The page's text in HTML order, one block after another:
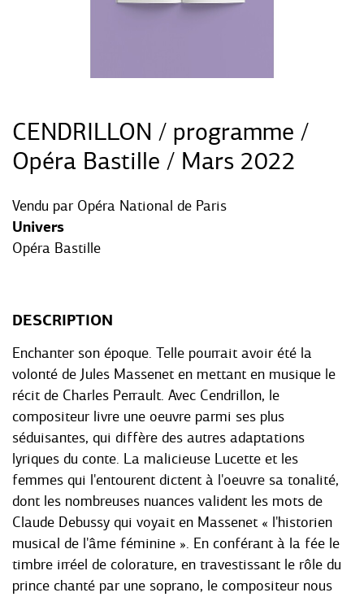
CENDRILLON / programme /
Opéra Bastille / Mars 2022
Vendu par Opéra National de Paris
Univers
Opéra Bastille
DESCRIPTION
Enchanter son époque. Telle pourrait avoir été la
volonté de Jules Massenet en mettant en musique le
récit de Charles Perrault. Avec Cendrillon, le
compositeur livre une oeuvre parmi ses plus
séduisantes, qui diffère des autres adaptations
lyriques du conte. La malicieuse Lucette et les
femmes qui l'entourent dictent à l'oeuvre sa tonalité,
dont les nombreuses nuances valident les mots de
Claude Debussy qui voyait en Massenet « l'historien
musical de l'âme féminine ». En conférant à la fée le
timbre irréel de colorature, en travestissant le rôle du
prince chanté par une soprano, le compositeur nous